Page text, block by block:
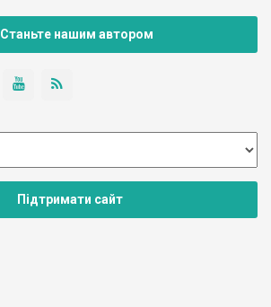
Станьте нашим автором
Підтримати сайт